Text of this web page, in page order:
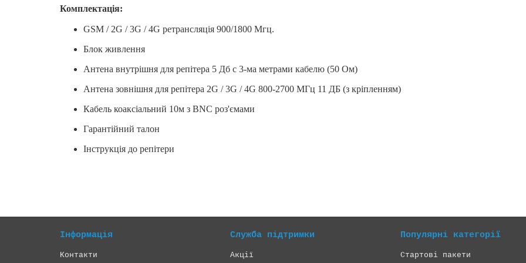
Комплектація:
GSM / 2G / 3G / 4G ретрансляція 900/1800 Мгц.
Блок живлення
Антена внутрішня для репітера 5 Дб c 3-ма метрами кабелю (50 Ом)
Антена зовнішня для репітера 2G / 3G / 4G 800-2700 МГц 11 ДБ (з кріпленням)
Кабель коаксіальний 10м з BNC роз'ємами
Гарантійний талон
Інструкція до репітери
Інформація
Контакти
Служба підтримки
Акції
Популярні категорії
Стартові пакети